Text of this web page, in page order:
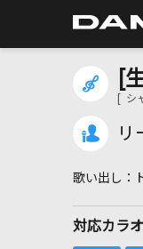
[
[ シ
リ
対応カラ